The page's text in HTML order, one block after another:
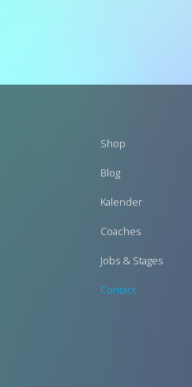
Footer
Shop
Blog
Kalender
Coaches
Jobs & Stages
Contact